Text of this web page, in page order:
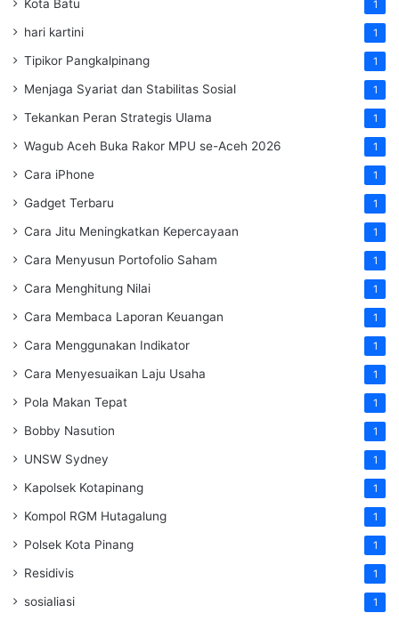
Kota Batu 1
hari kartini 1
Tipikor Pangkalpinang 1
Menjaga Syariat dan Stabilitas Sosial 1
Tekankan Peran Strategis Ulama 1
Wagub Aceh Buka Rakor MPU se-Aceh 2026 1
Cara iPhone 1
Gadget Terbaru 1
Cara Jitu Meningkatkan Kepercayaan 1
Cara Menyusun Portofolio Saham 1
Cara Menghitung Nilai 1
Cara Membaca Laporan Keuangan 1
Cara Menggunakan Indikator 1
Cara Menyesuaikan Laju Usaha 1
Pola Makan Tepat 1
Bobby Nasution 1
UNSW Sydney 1
Kapolsek Kotapinang 1
Kompol RGM Hutagalung 1
Polsek Kota Pinang 1
Residivis 1
sosialiasi 1